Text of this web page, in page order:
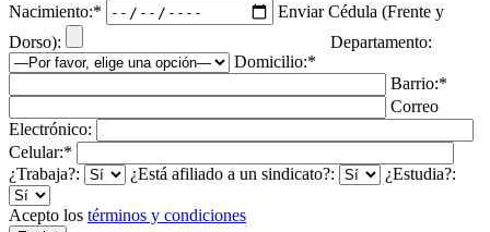
Nacimiento:*
Enviar Cédula (Frente y
Dorso):
Departamento:
Domicilio:*
Barrio:*
Correo
Electrónico:
Celular:*
¿Trabaja?:
¿Está afiliado a un sindicato?: ¿Estudia?:
Acepto los términos y condiciones